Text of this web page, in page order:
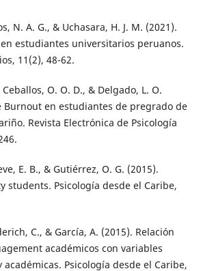
N. A. G., & Uchasara, H. J. M. (2021).
estudiantes universitarios peruanos.
11(2), 48-62.
Ceballos, O. O. D., & Delgado, L. O.
Burnout en estudiantes de pregrado de
Revista Electrónica de Psicología
E. B., & Gutiérrez, O. G. (2015).
students. Psicología desde el Caribe,
C., & García, A. (2015). Relación
académicos con variables
Psicología desde el Caribe,